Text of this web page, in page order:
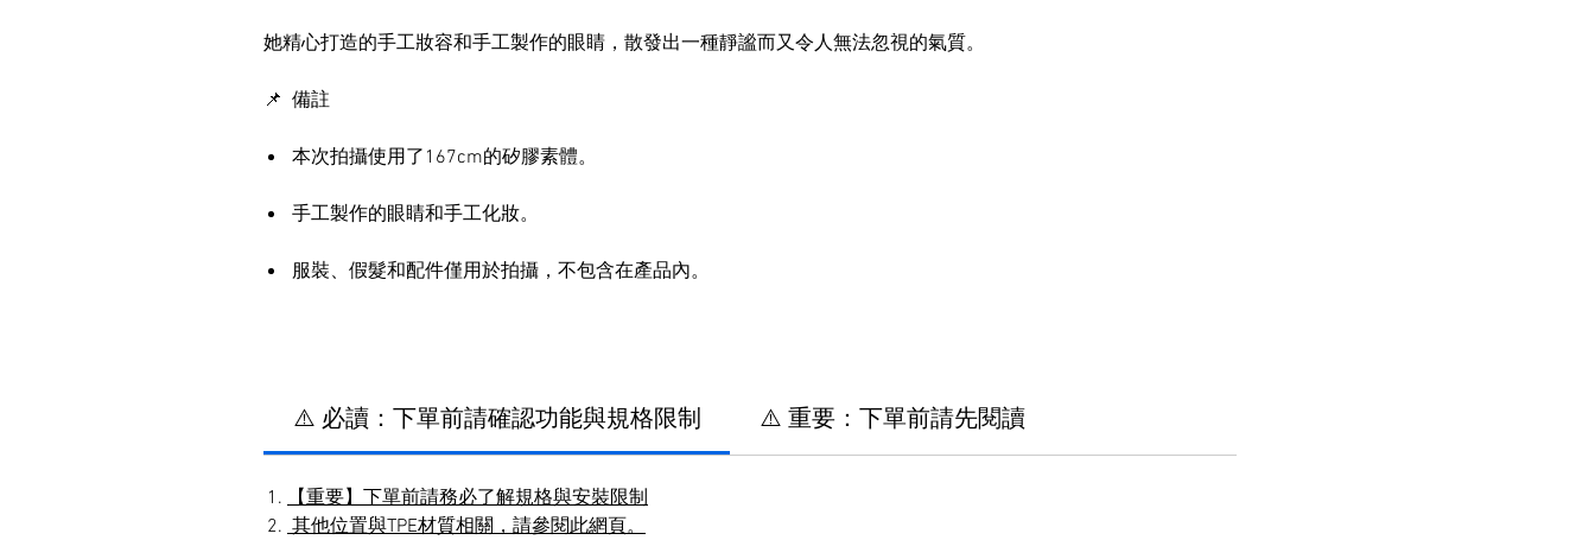
她精心打造的手工妝容和手工製作的眼睛，散發出一種靜謐而又令人無法忽視的氣質。
📌 備註
本次拍攝使用了167cm的矽膠素體。
手工製作的眼睛和手工化妝。
服裝、假髮和配件僅用於拍攝，不包含在產品內。
⚠️ 必讀：下單前請確認功能與規格限制 ⚠️ 重要：下單前請先閱讀
【重要】下單前請務必了解規格與安裝限制
其他位置與TPE材質相關，請參閱此網頁。